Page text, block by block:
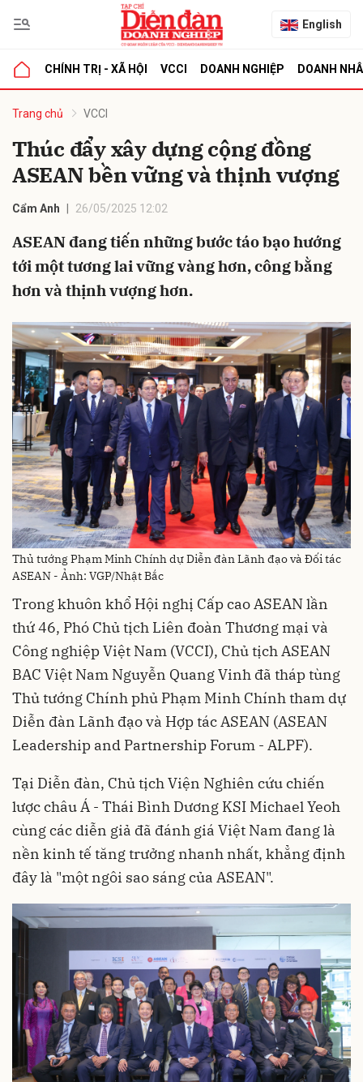
English
CHÍNH TRỊ - XÃ HỘI VCCI DOANH NGHIỆP DOANH
Trang chủ VCCI
Thúc đẩy xây dựng cộng đồng
ASEAN bền vững và thịnh vượng
Cẩm Anh 26/05/2025 12:02
ASEAN đang tiến những bước táo bạo hướng
tới một tương lai vững vàng hơn, công bằng
hơn và thịnh vượng hơn.
Thủ tướng Phạm Minh Chính dự Diễn đàn Lãnh đạo và Đối tác
ASEAN - Ảnh: VGP/Nhật Bắc
Trong khuôn khổ Hội nghị Cấp cao ASEAN lần
thứ 46, Phó Chủ tịch Liên đoàn Thương mại và
Công nghiệp Việt Nam (VCCI), Chủ tịch ASEAN
BAC Việt Nam Nguyễn Quang Vinh đã tháp tùng
Thủ tướng Chính phủ Phạm Minh Chính tham dự
Diễn đàn Lãnh đạo và Hợp tác ASEAN (ASEAN
Leadership and Partnership Forum - ALPF).
Tại Diễn đàn, Chủ tịch Viện Nghiên cứu chiến
lược châu Á - Thái Bình Dương KSI Michael Yeoh
cùng các diễn giả đã đánh giá Việt Nam đang là
nền kinh tế tăng trưởng nhanh nhất, khẳng định
đây là "một ngôi sao sáng của ASEAN".
luận
Hủy